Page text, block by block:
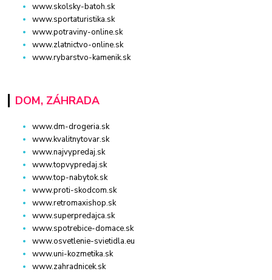
www.skolsky-batoh.sk
www.sportaturistika.sk
www.potraviny-online.sk
www.zlatnictvo-online.sk
www.rybarstvo-kamenik.sk
DOM, ZÁHRADA
www.dm-drogeria.sk
www.kvalitnytovar.sk
www.najvypredaj.sk
www.topvypredaj.sk
www.top-nabytok.sk
www.proti-skodcom.sk
www.retromaxishop.sk
www.superpredajca.sk
www.spotrebice-domace.sk
www.osvetlenie-svietidla.eu
www.uni-kozmetika.sk
www.zahradnicek.sk